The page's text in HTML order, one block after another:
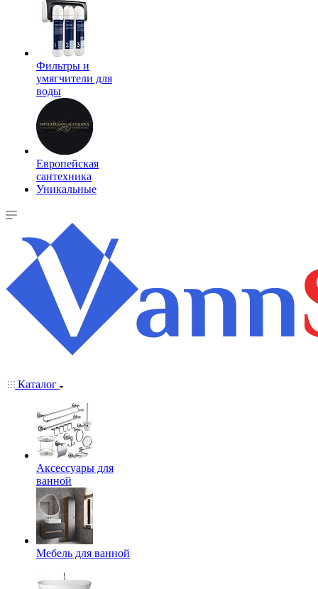
Фильтры и
умягчители для
воды
Европейская
сантехника
Уникальные
Каталог
Аксессуары для
ванной
Мебель для ванной